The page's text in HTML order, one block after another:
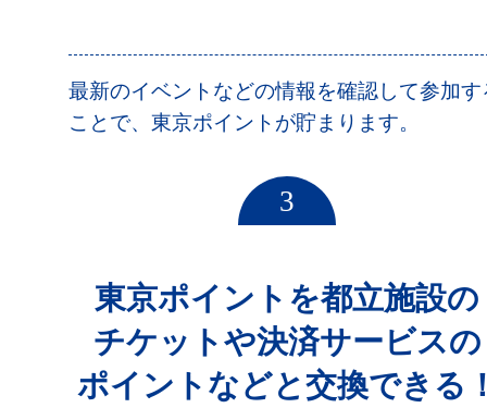
最新のイベントなどの情報を確認して参加す
ことで、東京ポイントが貯まります。
3
東京ポイントを都立施設の
チケットや決済サービスの
ポイントなどと交換できる